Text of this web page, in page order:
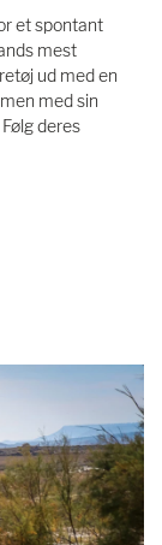
et spontant
mest
ud med en
med sin
deres